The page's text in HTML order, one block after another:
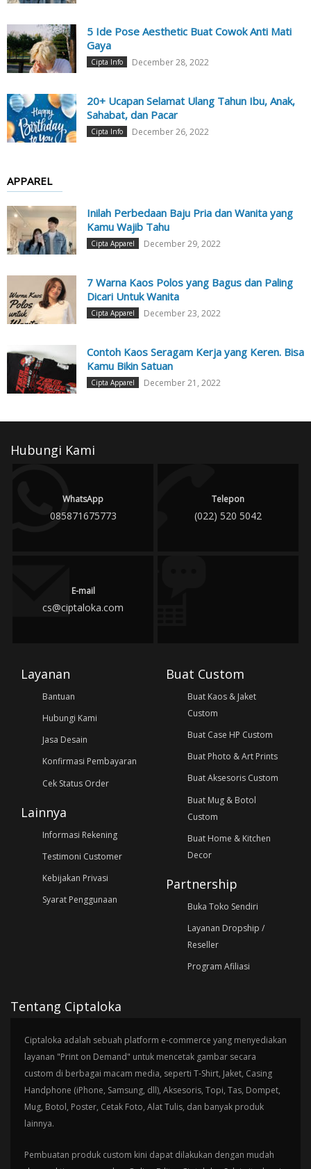
5 Ide Pose Aesthetic Buat Cowok Anti Mati
Gaya
Cipta Info December 28, 2022
20+ Ucapan Selamat Ulang Tahun Ibu, Anak,
Sahabat, dan Pacar
Cipta Info December 26, 2022
APPAREL
Inilah Perbedaan Baju Pria dan Wanita yang
Kamu Wajib Tahu
Cipta Apparel December 29, 2022
7 Warna Kaos Polos yang Bagus dan Paling
Dicari Untuk Wanita
Cipta Apparel December 23, 2022
Contoh Kaos Seragam Kerja yang Keren. Bisa
Kamu Bikin Satuan
Cipta Apparel December 21, 2022
Hubungi Kami
WhatsApp
085871675773
Telepon
(022) 520 5042
E-mail
cs@ciptaloka.com
Layanan
Bantuan
Hubungi Kami
Jasa Desain
Konfirmasi Pembayaran
Cek Status Order
Lainnya
Informasi Rekening
Testimoni Customer
Kebijakan Privasi
Syarat Penggunaan
Buat Custom
Buat Kaos & Jaket
Custom
Buat Case HP Custom
Buat Photo & Art Prints
Buat Aksesoris Custom
Buat Mug & Botol
Custom
Buat Home & Kitchen
Decor
Partnership
Buka Toko Sendiri
Layanan Dropship /
Reseller
Program Afiliasi
Tentang Ciptaloka
Ciptaloka adalah sebuah platform e-commerce yang menyediakan
layanan "Print on Demand" untuk mencetak gambar secara
custom di berbagai macam media, seperti T-Shirt, Jaket, Casing
Handphone (iPhone, Samsung, dll), Aksesoris, Topi, Tas, Dompet,
Mug, Botol, Poster, Cetak Foto, Alat Tulis, dan banyak produk
lainnya.
Pembuatan produk custom kini dapat dilakukan dengan mudah